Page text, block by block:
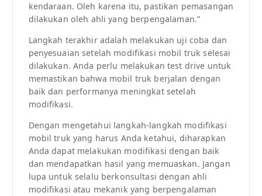
kendaraan. Oleh karena itu, pastikan pemasangan
dilakukan oleh ahli yang berpengalaman.”
Langkah terakhir adalah melakukan uji coba dan
penyesuaian setelah modifikasi mobil truk selesai
dilakukan. Anda perlu melakukan test drive untuk
memastikan bahwa mobil truk berjalan dengan
baik dan performanya meningkat setelah
modifikasi.
Dengan mengetahui langkah-langkah modifikasi
mobil truk yang harus Anda ketahui, diharapkan
Anda dapat melakukan modifikasi dengan baik
dan mendapatkan hasil yang memuaskan. Jangan
lupa untuk selalu berkonsultasi dengan ahli
modifikasi atau mekanik yang berpengalaman